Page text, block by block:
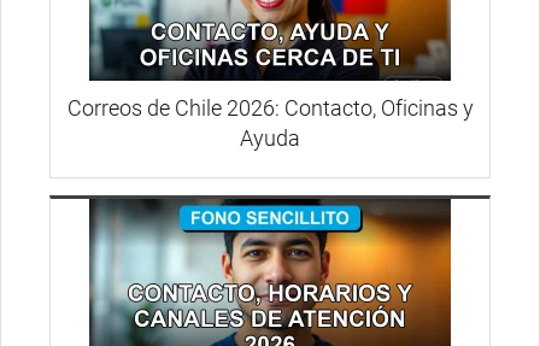
Correos de Chile 2026: Contacto, Oficinas y
Ayuda